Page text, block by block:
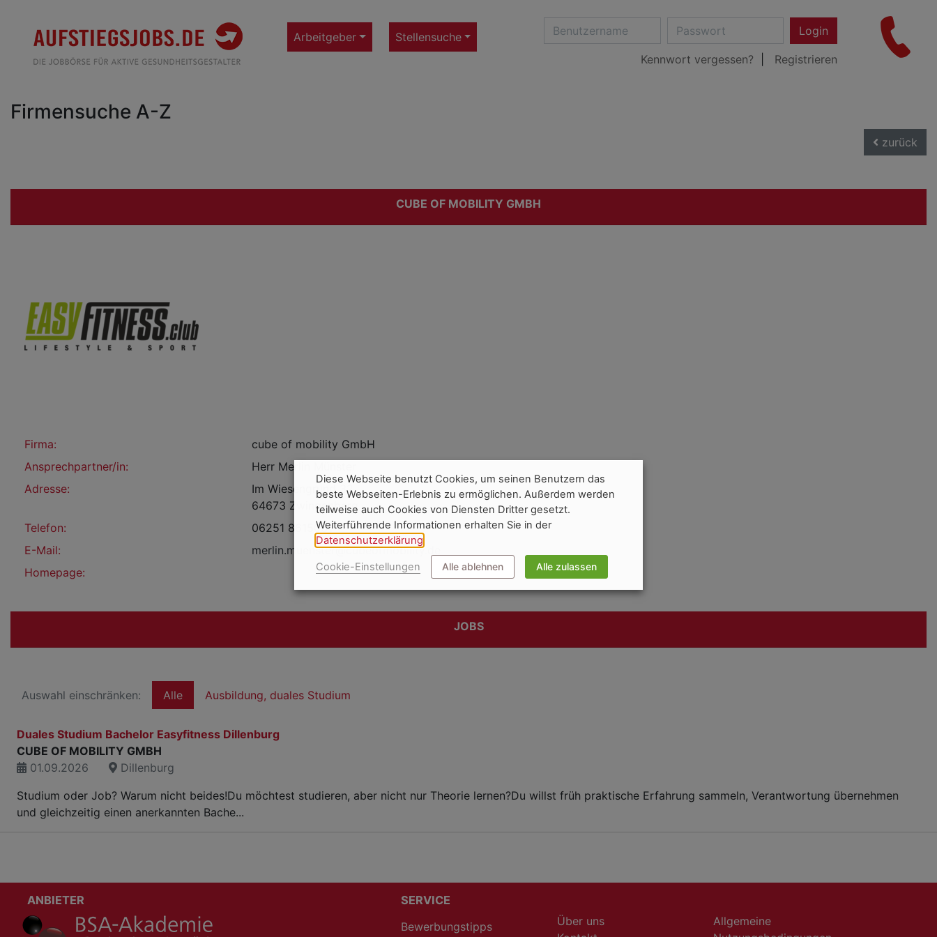
Arbeitgeber Stellensuche Login
Kennwort vergessen? Registrieren
Firmensuche A-Z
zurück
CUBE OF MOBILITY GMBH
Firma:
cube of mobility GmbH
Ansprechpartner/in:
Herr Merlin Münster
Adresse:
Im Wiesengrund 32
64673 Zwingenberg
Telefon:
06251 8615061
E-Mail:
merlin.muenster@cubeofmobility.de
Homepage:
JOBS
Auswahl einschränken: Alle Ausbildung, duales Studium
Duales Studium Bachelor Easyfitness Dillenburg
CUBE OF MOBILITY GMBH
01.09.2026
Dillenburg
Studium oder Job? Warum nicht beides!Du möchtest studieren, aber nicht nur Theorie lernen?Du willst früh praktische Erfahrung sammeln, Verantwortung übernehmen
und gleichzeitig einen anerkannten Bache...
ANBIETER
SERVICE
Bewerbungstipps
Über uns
Allgemeine
Diese Webseite benutzt Cookies, um seinen Benutzern das
beste Webseiten-Erlebnis zu ermöglichen. Außerdem werden
teilweise auch Cookies von Diensten Dritter gesetzt.
Weiterführende Informationen erhalten Sie in der
Datenschutzerklärung
Cookie-Einstellungen Alle ablehnen Alle zulassen